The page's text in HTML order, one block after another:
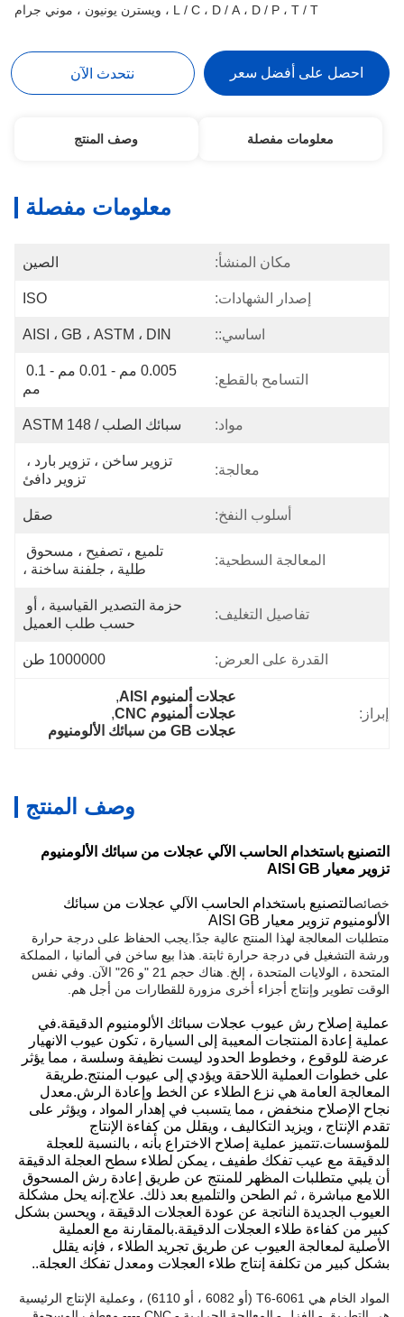
L / C ، D / A ، D / P ، T / T ، ويسترن يونيون ، موني جرام
احصل على أفضل سعر نتحدث الآن
معلومات مفصلة وصف المنتج
معلومات مفصلة
مكان المنشأ: الصين
إصدار الشهادات: ISO
اساسي:: AISI ، GB ، ASTM ، DIN
التسامح بالقطع:
مم
مواد: سبائك الصلب / ASTM 148
معالجة:
تزوير دافئ
أسلوب النفخ: صقل
المعالجة السطحية:
طلية ، جلفنة ساخنة ،
تفاصيل التغليف:
حسب طلب العميل
القدرة على العرض: 1000000 طن
إبراز:
عجلات ألمنيوم AISI
,
عجلات ألمنيوم CNC
,
عجلات GB من سبائك الألومنيوم
وصف المنتج
التصنيع باستخدام الحاسب الآلي عجلات من سبائك الألومنيوم
تزوير معيار AISI GB
خصائصالتصنيع باستخدام الحاسب الآلي عجلات من سبائك
الألومنيوم تزوير معيار AISI GB
متطلبات المعالجة لهذا المنتج عالية جدًا.يجب الحفاظ على درجة حرارة
ورشة التشغيل في درجة حرارة ثابتة. هذا بيع ساخن في ألمانيا ، المملكة
المتحدة ، الولايات المتحدة ، إلخ. هناك حجم 21 "و 26" الآن. وفي نفس
الوقت تطوير وإنتاج أجزاء أخرى مزورة للقطارات من أجل هم.
عملية إصلاح رش عيوب عجلات سبائك الألومنيوم الدقيقة.في
عملية إعادة المنتجات المعيبة إلى السيارة ، تكون عيوب الانهيار
عرضة للوقوع ، وخطوط الحدود ليست نظيفة وسلسة ، مما يؤثر
على خطوات العملية اللاحقة ويؤدي إلى عيوب المنتج.طريقة
المعالجة العامة هي نزع الطلاء عن الخط وإعادة الرش.معدل
نجاح الإصلاح منخفض ، مما يتسبب في إهدار المواد ، ويؤثر على
تقدم الإنتاج ، ويزيد التكاليف ، ويقلل من كفاءة الإنتاج
للمؤسسات.تتميز عملية إصلاح الاختراع بأنه ، بالنسبة للعجلة
الدقيقة مع عيب تفكك طفيف ، يمكن لطلاء سطح العجلة الدقيقة
أن يلبي متطلبات المظهر للمنتج عن طريق إعادة رش المسحوق
اللامع مباشرة ، ثم الطحن والتلميع بعد ذلك. علاج.إنه يحل مشكلة
العيوب الجديدة الناتجة عن عودة العجلات الدقيقة ، ويحسن بشكل
كبير من كفاءة طلاء العجلات الدقيقة.بالمقارنة مع العملية
الأصلية لمعالجة العيوب عن طريق تجريد الطلاء ، فإنه يقلل
بشكل كبير من تكلفة إنتاج طلاء العجلات ومعدل تفكك العجلة..
المواد الخام هي T6-6061 (أو 6082 ، أو 6110) ، وعملية الإنتاج الرئيسية